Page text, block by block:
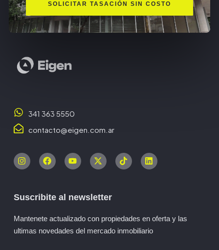
SOLICITAR TASACIÓN SIN COSTO
341 363 5550
contacto@eigen.com.ar
Suscribite al newsletter
Mantenete actualizado con propiedades en oferta y las
ultimas novedades del mercado inmobiliario